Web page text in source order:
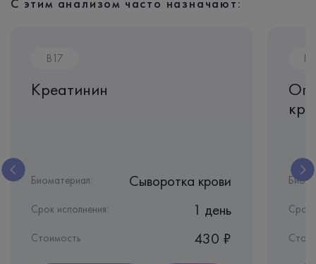
B17
Креатинин
Биоматериал: Сыворотка крови
Срок исполнения: 1 день
Стоимость 430 ₽
Срок